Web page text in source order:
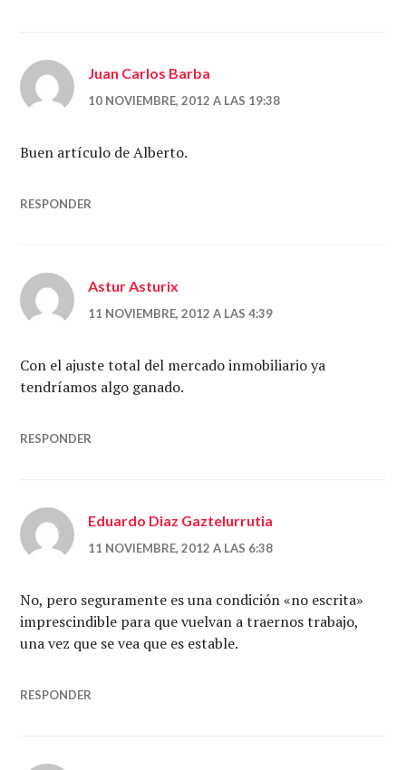
Juan Carlos Barba
10 NOVIEMBRE, 2012 A LAS 19:38
Buen artículo de Alberto.
RESPONDER
Astur Asturix
11 NOVIEMBRE, 2012 A LAS 4:39
Con el ajuste total del mercado inmobiliario ya
tendríamos algo ganado.
RESPONDER
Eduardo Diaz Gaztelurrutia
11 NOVIEMBRE, 2012 A LAS 6:38
No, pero seguramente es una condición «no escrita»
imprescindible para que vuelvan a traernos trabajo,
una vez que se vea que es estable.
RESPONDER